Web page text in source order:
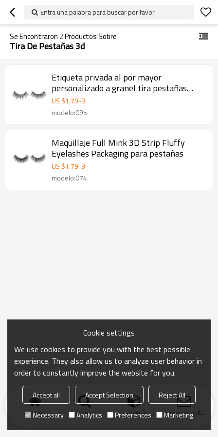
Entra una palabra para buscar por favor
Se Encontraron 2Productos Sobre
Tira De Pestañas 3d
Etiqueta privada al por mayor
personalizado a granel tira pestañas
pestañas de visón 3D
US $1.79-3
modelo:095
Maquillaje Full Mink 3D Strip Fluffy
Eyelashes Packaging para pestañas
US $1.79-3
modelo:074
Inicio búsqueda categoría Enviar consulta
Cookie settings
We use cookies to provide you with the best possible
experience. They also allow us to analyze user behavior in
order to constantly improve the website for you.
Accept all Accept Selection
Reject All
Necessary
Analytics Preferences Marketing